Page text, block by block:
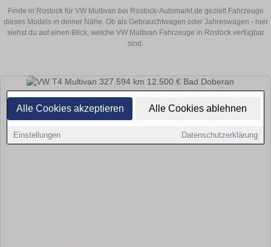
Alle Cookies akzeptieren Alle Cookies ablehnen
Einstellungen Datenschutzerklärung
Finde in Rostock für VW Multivan bei Rostock-Automarkt.de gezielt Fahrzeuge
dieses Models in deiner Nähe. Ob als Gebrauchtwagen oder Jahreswagen - hier
siehst du auf einen Blick, welche VW Multivan Fahrzeuge in Rostock verfügbar
sind.